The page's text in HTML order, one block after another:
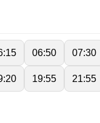
06:50 07:30
19:55 21:55